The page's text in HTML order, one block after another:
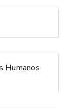
Humanos